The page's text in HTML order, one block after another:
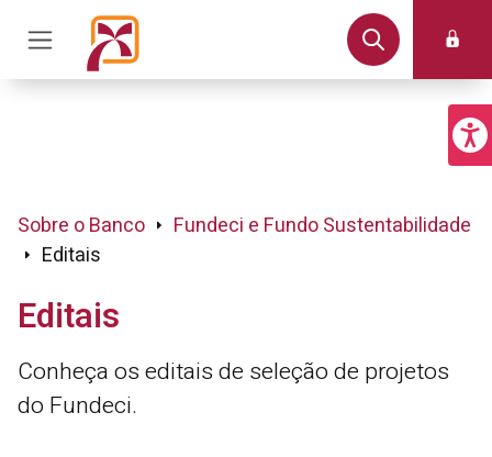
Sobre o Banco
Fundeci e Fundo Sustentabilidade
Editais
Editais
Conheça os editais de seleção de projetos
do Fundeci.